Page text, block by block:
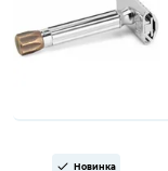
Новинка